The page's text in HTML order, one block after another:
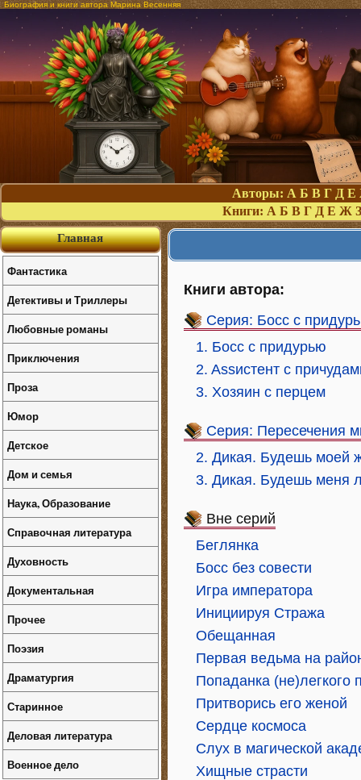
Биография и книги автора Марина Весенняя
Авторы: А Б В Г Д Е
Книги: А Б В Г Д Е Ж З
Книги автора:
Серия: Босс с
1. Босс с придурью
2. Assистент с
3. Хозяин с перцем
Серия: Пересечения
2. Дикая. Будешь моей
3. Дикая. Будешь меня
Вне серий
Беглянка
Босс без совести
Игра императора
Инициируя Стража
Обещанная
Первая ведьма на
Попаданка (не)легкого
Притворись его женой
Сердце космоса
Слух в магической
Хищные страсти
Главная
Фантастика
Детективы и Триллеры
Любовные романы
Приключения
Проза
Юмор
Детское
Дом и семья
Наука, Образование
Справочная литература
Духовность
Документальная
Прочее
Поэзия
Драматургия
Старинное
Деловая литература
Военное дело